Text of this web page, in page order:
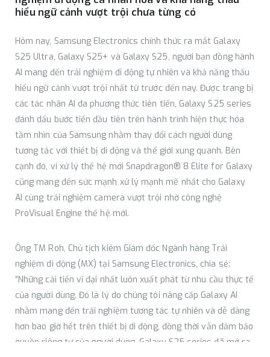
hiểu ngữ cảnh vượt trội chưa từng có
Hôm nay, Samsung Electronics chính thức ra mắt Galaxy
S25 Ultra, Galaxy S25+ và Galaxy S25, người bạn đồng hành
AI mang đến trải nghiệm di động tự nhiên và khả năng thấu
hiểu ngữ cảnh vượt trội nhất từ trước đến nay. Được trang bị
các tác nhân AI đa phương thức tiên tiến, Galaxy S25 series
đánh dấu bước tiến đầu tiên trên hành trình hiện thực hóa
tầm nhìn của Samsung nhằm thay đổi cách người dùng
tương tác với thiết bị di động và thế giới xung quanh. Bên
cạnh đó, vi xử lý thế hệ mới Snapdragon® 8 Elite for Galaxy
cũng mang đến sức mạnh xử lý mạnh mẽ nhất cho Galaxy
AI cùng trải nghiệm camera vượt trội nhờ công nghệ
ProVisual Engine thế hệ mới.
Ông TM Roh, Chủ tịch kiêm Giám đốc Ngành hàng Trải
nghiệm di động (MX) tại Samsung Electronics, chia sẻ:
“Những cải tiến vĩ đại nhất luôn xuất phát từ nhu cầu thực tế
của người dùng. Đó là lý do chúng tôi nâng cấp Galaxy AI
nhằm mang đến trải nghiệm tương tác tự nhiên và dễ dàng
hơn bao giờ hết trên thiết bị di động, đồng thời vẫn đảm bảo
quyền riêng tư của người dùng. Galaxy S25 series đã mở ra